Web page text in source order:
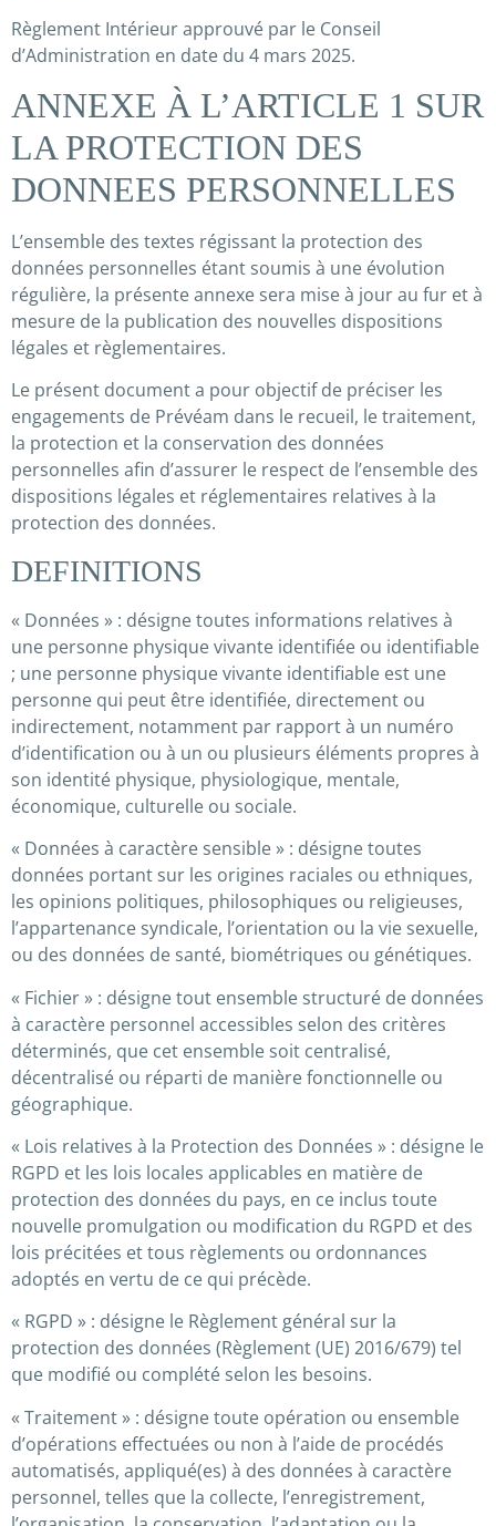
Règlement Intérieur approuvé par le Conseil
d’Administration en date du 4 mars 2025.
ANNEXE À L’ARTICLE 1 SUR
LA PROTECTION DES
DONNEES PERSONNELLES
L’ensemble des textes régissant la protection des
données personnelles étant soumis à une évolution
régulière, la présente annexe sera mise à jour au fur et à
mesure de la publication des nouvelles dispositions
légales et règlementaires.
Le présent document a pour objectif de préciser les
engagements de Prévéam dans le recueil, le traitement,
la protection et la conservation des données
personnelles afin d’assurer le respect de l’ensemble des
dispositions légales et réglementaires relatives à la
protection des données.
DEFINITIONS
« Données » : désigne toutes informations relatives à
une personne physique vivante identifiée ou identifiable
; une personne physique vivante identifiable est une
personne qui peut être identifiée, directement ou
indirectement, notamment par rapport à un numéro
d’identification ou à un ou plusieurs éléments propres à
son identité physique, physiologique, mentale,
économique, culturelle ou sociale.
« Données à caractère sensible » : désigne toutes
données portant sur les origines raciales ou ethniques,
les opinions politiques, philosophiques ou religieuses,
l’appartenance syndicale, l’orientation ou la vie sexuelle,
ou des données de santé, biométriques ou génétiques.
« Fichier » : désigne tout ensemble structuré de données
à caractère personnel accessibles selon des critères
déterminés, que cet ensemble soit centralisé,
décentralisé ou réparti de manière fonctionnelle ou
géographique.
« Lois relatives à la Protection des Données » : désigne le
RGPD et les lois locales applicables en matière de
protection des données du pays, en ce inclus toute
nouvelle promulgation ou modification du RGPD et des
lois précitées et tous règlements ou ordonnances
adoptés en vertu de ce qui précède.
« RGPD » : désigne le Règlement général sur la
protection des données (Règlement (UE) 2016/679) tel
que modifié ou complété selon les besoins.
« Traitement » : désigne toute opération ou ensemble
d’opérations effectuées ou non à l’aide de procédés
automatisés, appliqué(es) à des données à caractère
personnel, telles que la collecte, l’enregistrement,